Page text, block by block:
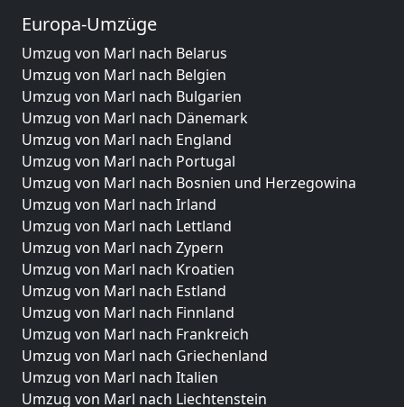
Europa-Umzüge
Umzug von Marl nach Belarus
Umzug von Marl nach Belgien
Umzug von Marl nach Bulgarien
Umzug von Marl nach Dänemark
Umzug von Marl nach England
Umzug von Marl nach Portugal
Umzug von Marl nach Bosnien und Herzegowina
Umzug von Marl nach Irland
Umzug von Marl nach Lettland
Umzug von Marl nach Zypern
Umzug von Marl nach Kroatien
Umzug von Marl nach Estland
Umzug von Marl nach Finnland
Umzug von Marl nach Frankreich
Umzug von Marl nach Griechenland
Umzug von Marl nach Italien
Umzug von Marl nach Liechtenstein